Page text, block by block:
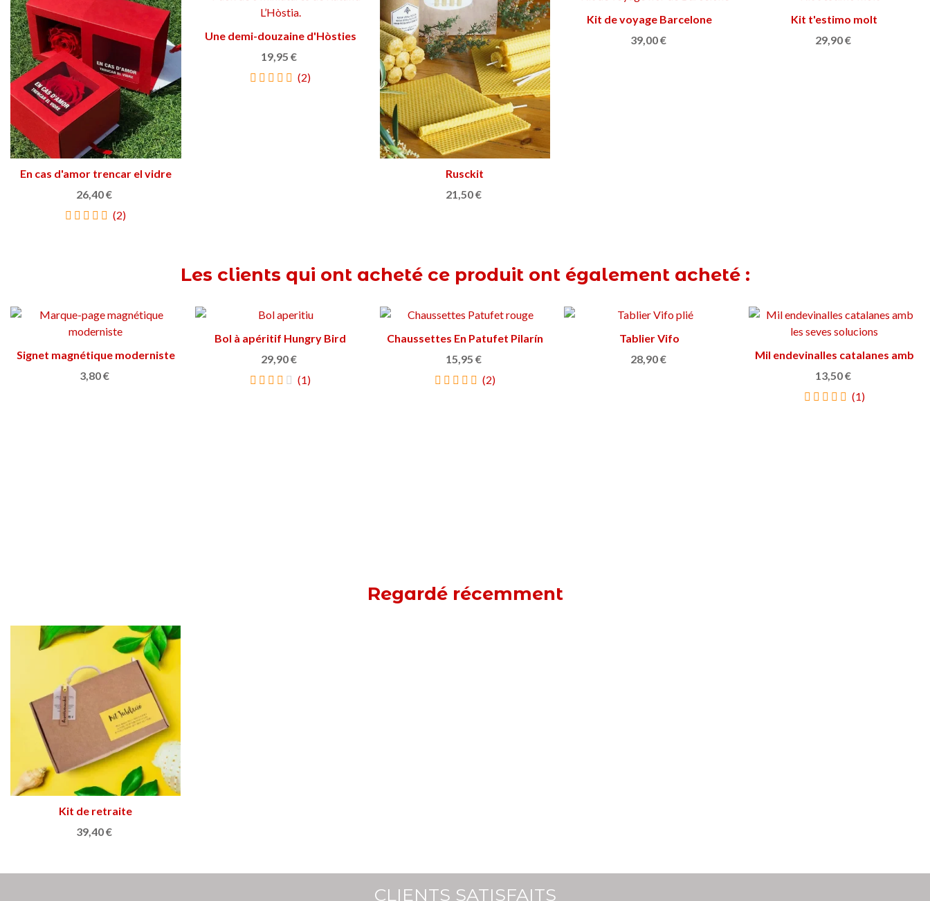
Afficher plus
En cas d'amor trencar el vidre
26,40 €
(2)
Ajouter au panier
Une demi-douzaine d'Hòsties
19,95 €
(2)
Afficher plus
Rusckit
21,50 €
Ajouter au panier
Kit de voyage Barcelone
39,00 €
Afficher plus
Kit t'estimo molt
29,90 €
Les clients qui ont acheté ce produit ont également acheté :
Afficher plus
Signet magnétique moderniste
3,80 €
Ajouter au panier
Bol à apéritif Hungry Bird
29,90 €
(1)
Afficher plus
Chaussettes En Patufet Pilarín
15,95 €
(2)
Ajouter au panier
Tablier Vifo
28,90 €
Ajouter au panier
Mil endevinalles catalanes amb
les seves solucions
13,50 €
(1)
Regardé récemment
Afficher plus
Kit de retraite
39,40 €
CLIENTS SATISFAITS